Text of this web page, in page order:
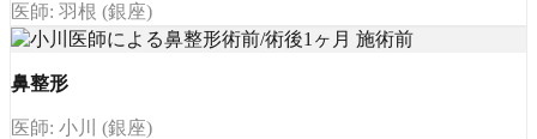
医師: 羽根 (銀座)
鼻整形
医師: 小川 (銀座)